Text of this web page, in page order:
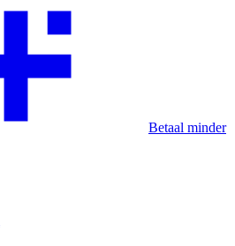
Betaal minder